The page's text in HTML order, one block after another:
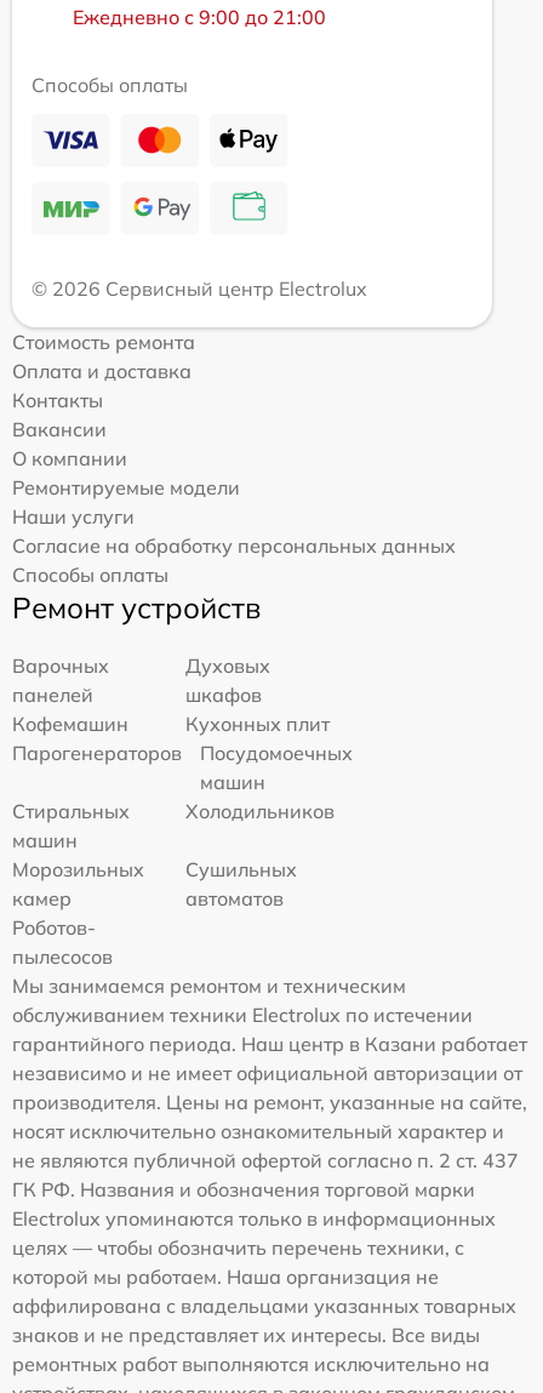
Ежедневно с 9:00 до 21:00
Способы оплаты
© 2026 Сервисный центр Electrolux
Стоимость ремонта
Оплата и доставка
Контакты
Вакансии
О компании
Ремонтируемые модели
Наши услуги
Согласие на обработку персональных данных
Способы оплаты
Ремонт устройств
Варочных
панелей
Духовых
шкафов
Кофемашин
Кухонных плит
Парогенераторов
Посудомоечных
машин
Стиральных
машин
Холодильников
Морозильных
камер
Сушильных
автоматов
Роботов-
пылесосов
Мы занимаемся ремонтом и техническим
обслуживанием техники Electrolux по истечении
гарантийного периода. Наш центр в Казани работает
независимо и не имеет официальной авторизации от
производителя. Цены на ремонт, указанные на сайте,
носят исключительно ознакомительный характер и
не являются публичной офертой согласно п. 2 ст. 437
ГК РФ. Названия и обозначения торговой марки
Electrolux упоминаются только в информационных
целях — чтобы обозначить перечень техники, с
которой мы работаем. Наша организация не
аффилирована с владельцами указанных товарных
знаков и не представляет их интересы. Все виды
ремонтных работ выполняются исключительно на